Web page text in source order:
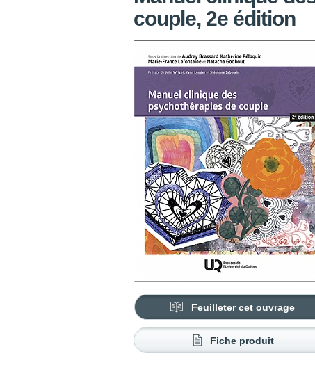
couple, 2e édition
Feuilleter cet ouvrage
Fiche produit